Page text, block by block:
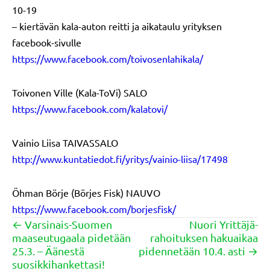
10-19
– kiertävän kala-auton reitti ja aikataulu yrityksen
facebook-sivulle
https://www.facebook.com/toivosenlahikala/
Toivonen Ville (Kala-ToVi) SALO
https://www.facebook.com/kalatovi/
Vainio Liisa TAIVASSALO
http://www.kuntatiedot.fi/yritys/vainio-liisa/17498
Öhman Börje (Börjes Fisk) NAUVO
https://www.facebook.com/borjesfisk/
Posts
navigation
← Varsinais-Suomen
maaseutugaala pidetään
25.3. – Äänestä
suosikkihankettasi!
Nuori Yrittäjä-
rahoituksen hakuaikaa
pidennetään 10.4. asti →